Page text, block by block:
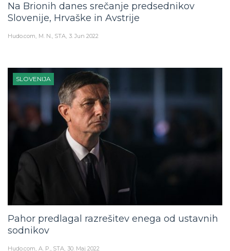
Na Brionih danes srečanje predsednikov
Slovenije, Hrvaške in Avstrije
Hudo.com M. N., STA 3. Jun 2022
SLOVENIJA
Pahor predlagal razrešitev enega od ustavnih
sodnikov
Hudo.com A. P., STA 30. Maj 2022